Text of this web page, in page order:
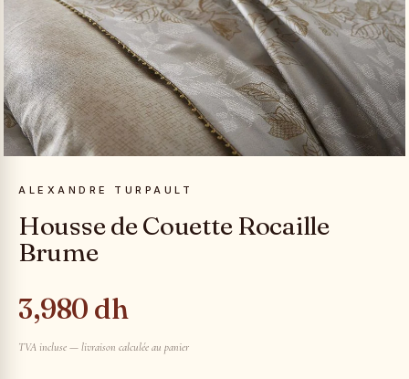
ALEXANDRE TURPAULT
Housse de Couette Rocaille
Brume
3,980 dh
TVA incluse — livraison calculée au panier